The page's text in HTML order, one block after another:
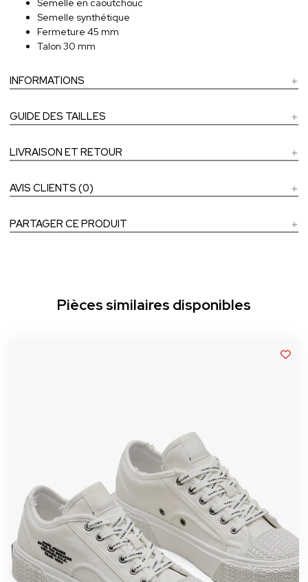
Semelle en caoutchouc
Semelle synthétique
Fermeture 45 mm
Talon 30 mm
INFORMATIONS
GUIDE DES TAILLES
LIVRAISON ET RETOUR
AVIS CLIENTS (0)
PARTAGER CE PRODUIT
Pièces similaires disponibles